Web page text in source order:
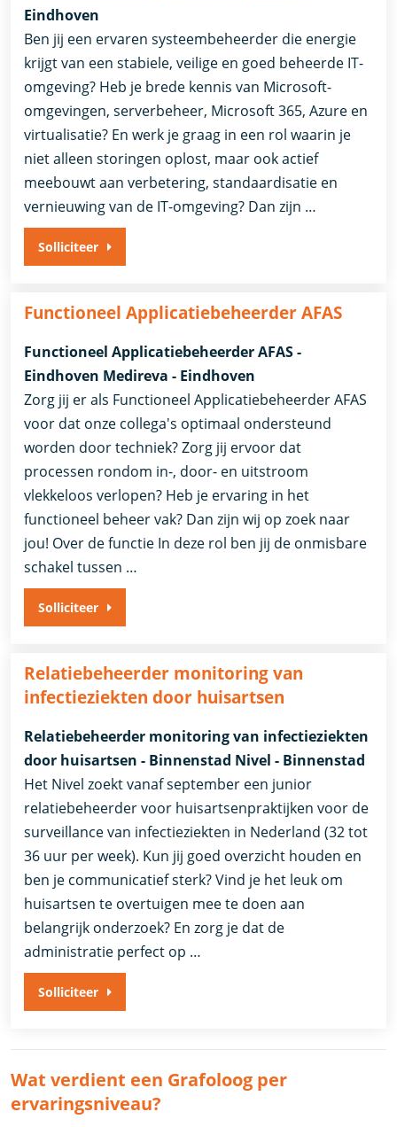
Eindhoven
Ben jij een ervaren systeembeheerder die energie
krijgt van een stabiele, veilige en goed beheerde IT-
omgeving? Heb je brede kennis van Microsoft-
omgevingen, serverbeheer, Microsoft 365, Azure en
virtualisatie? En werk je graag in een rol waarin je
niet alleen storingen oplost, maar ook actief
meebouwt aan verbetering, standaardisatie en
vernieuwing van de IT-omgeving? Dan zijn …
Solliciteer
Functioneel Applicatiebeheerder AFAS
Functioneel Applicatiebeheerder AFAS -
Eindhoven Medireva - Eindhoven
Zorg jij er als Functioneel Applicatiebeheerder AFAS
voor dat onze collega's optimaal ondersteund
worden door techniek? Zorg jij ervoor dat
processen rondom in-, door- en uitstroom
vlekkeloos verlopen? Heb je ervaring in het
functioneel beheer vak? Dan zijn wij op zoek naar
jou! Over de functie In deze rol ben jij de onmisbare
schakel tussen …
Solliciteer
Relatiebeheerder monitoring van
infectieziekten door huisartsen
Relatiebeheerder monitoring van infectieziekten
door huisartsen - Binnenstad Nivel - Binnenstad
Het Nivel zoekt vanaf september een junior
relatiebeheerder voor huisartsenpraktijken voor de
surveillance van infectieziekten in Nederland (32 tot
36 uur per week). Kun jij goed overzicht houden en
ben je communicatief sterk? Vind je het leuk om
huisartsen te overtuigen mee te doen aan
belangrijk onderzoek? En zorg je dat de
administratie perfect op …
Solliciteer
Wat verdient een Grafoloog per
ervaringsniveau?